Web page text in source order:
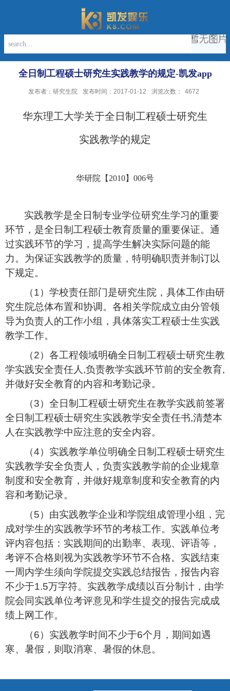
全日制工程硕士研究生实践教学的规定-凯发app
发布者：研究生院 发布时间：2017-01-12 浏览次数： 4672
华东理工大学关于全日制工程硕士研究生
实践教学的规定
华研院【 2010】 006号
实践教学是全日制专业学位研究生学习的重要
环节，是全日制工程硕士教育质量的重要保证。通
过实践环节的学习，提高学生解决实际问题的能
力。为保证实践教学的质量，特明确职责并制订以
下规定。
（1）学校责任部门是研究生院，具体工作由研
究生院总体布置和协调。各相关学院成立由分管领
导为负责人的工作小组，具体落实工程硕士生实践
教学工作。
（2）各工程领域明确全日制工程硕士研究生教
学实践安全责任人 ,负责教学实践环节前的安全教育,
并做好安全教育的内容和考勤记录。
（3）全日制工程硕士研究生在教学实践前签署
全日制工程硕士研究生实践教学安全责任书,清楚本
人在实践教学中应注意的安全内容。
（4）实践教学单位明确全日制工程硕士研究生
实践教学安全负责人，负责实践教学前的企业规章
制度和安全教育，并做好规章制度和安全教育的内
容和考勤记录。
（5）由实践教学企业和学院组成管理小组，完
成对学生的实践教学环节的考核工作。实践单位考
评内容包括：实践期间的出勤率、表现、评语等，
考评不合格则视为实践教学环节不合格。实践结束
一周内学生须向学院提交实践总结报告，报告内容
不少于1.5万字符。实践教学成绩以百分制计，由学
院会同实践单位考评意见和学生提交的报告完成成
绩上网工作。
（6）实践教学时间不少于6个月，期间如遇
寒、暑假，则取消寒、暑假的休息。